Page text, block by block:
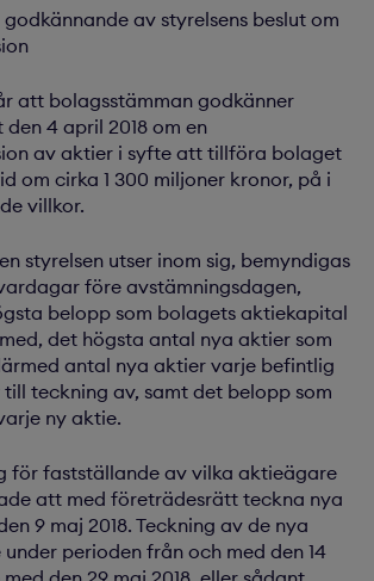
godkännande av styrelsens beslut om
att bolagsstämman godkänner
den 4 april 2018 om en
av aktier i syfte att tillföra bolaget
om cirka 1 300 miljoner kronor, på i
villkor.
styrelsen utser inom sig, bemyndigas
före avstämningsdagen,
belopp som bolagets aktiekapital
det högsta antal nya aktier som
antal nya aktier varje befintlig
teckning av, samt det belopp som
ny aktie.
för fastställande av vilka aktieägare
att med företrädesrätt teckna nya
9 maj 2018. Teckning av de nya
perioden från och med den 14